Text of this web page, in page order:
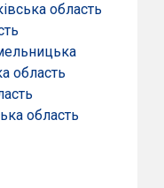
область
область
область